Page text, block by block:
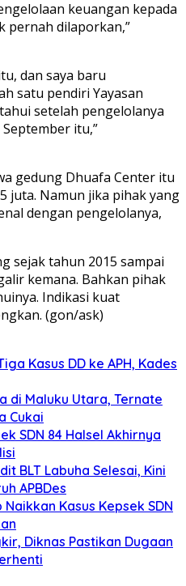
keuangan kepada
pernah dilaporkan,”
dan saya baru
satu pendiri Yayasan
setelah pengelolanya
itu,”
gedung Dhuafa Center itu
juta. Namun jika pihak yang
dengan pengelolanya,
sejak tahun 2015 sampai
kemana. Bahkan pihak
Indikasi kuat
(gon/ask)
Kasus DD ke APH, Kades
di Maluku Utara, Ternate
Cukai
SDN 84 Halsel Akhirnya
BLT Labuha Selesai, Kini
APBDes
Kasus Kepsek SDN
Diknas Pastikan Dugaan